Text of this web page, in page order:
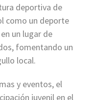
deportiva de
como un deporte
un lugar de
fomentando un
local.
y eventos, el
juvenil en el